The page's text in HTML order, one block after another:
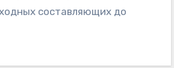
составляющих до